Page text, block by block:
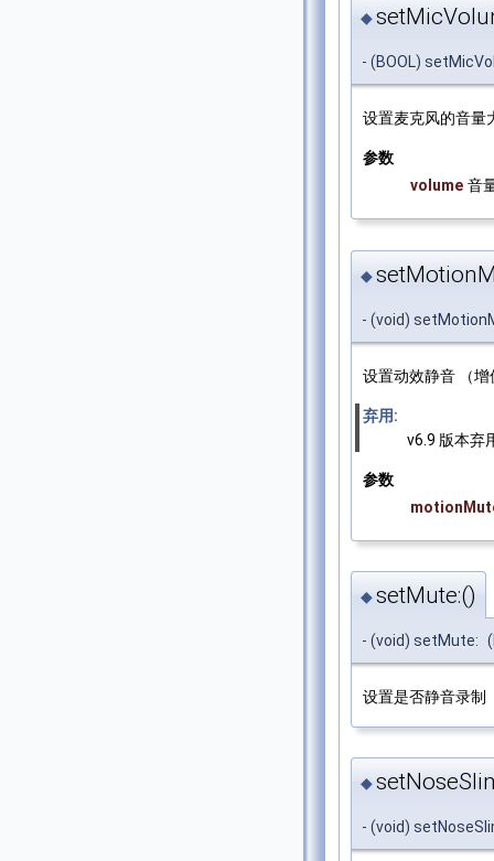
◆
- (BOOL)
设置麦克风的音量
参数
volume 音
◆
- (void)
设置动效静音 （
弃用:
v6.9 版本弃
参数
◆setMute:()
- (void) setMute:
设置是否静音录制
◆
- (void)